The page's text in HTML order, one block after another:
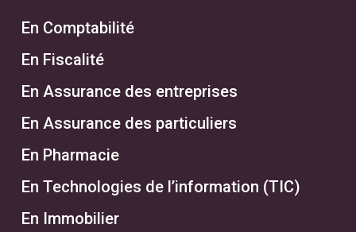
En Comptabilité
En Fiscalité
En Assurance des entreprises
En Assurance des particuliers
En Pharmacie
En Technologies de l’information (TIC)
En Immobilier